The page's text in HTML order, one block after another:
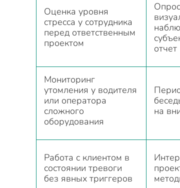
Оценка уровня
стресса у сотрудника
перед ответственным
проектом
отчет
Мониторинг
утомления у водителя
или оператора
сложного
оборудования
на
Работа с клиентом в
состоянии тревоги
без явных триггеров